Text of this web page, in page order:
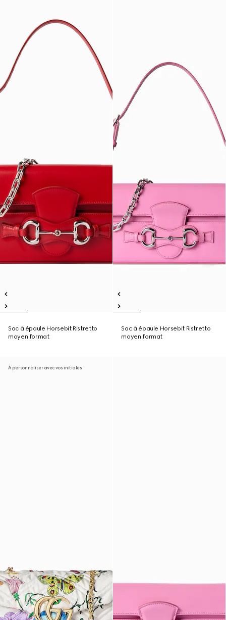
Sac à épaule Horsebit Ristretto
moyen format
Sac à épaule Horsebit Ristretto
moyen format
À personnaliser avec vos initiales